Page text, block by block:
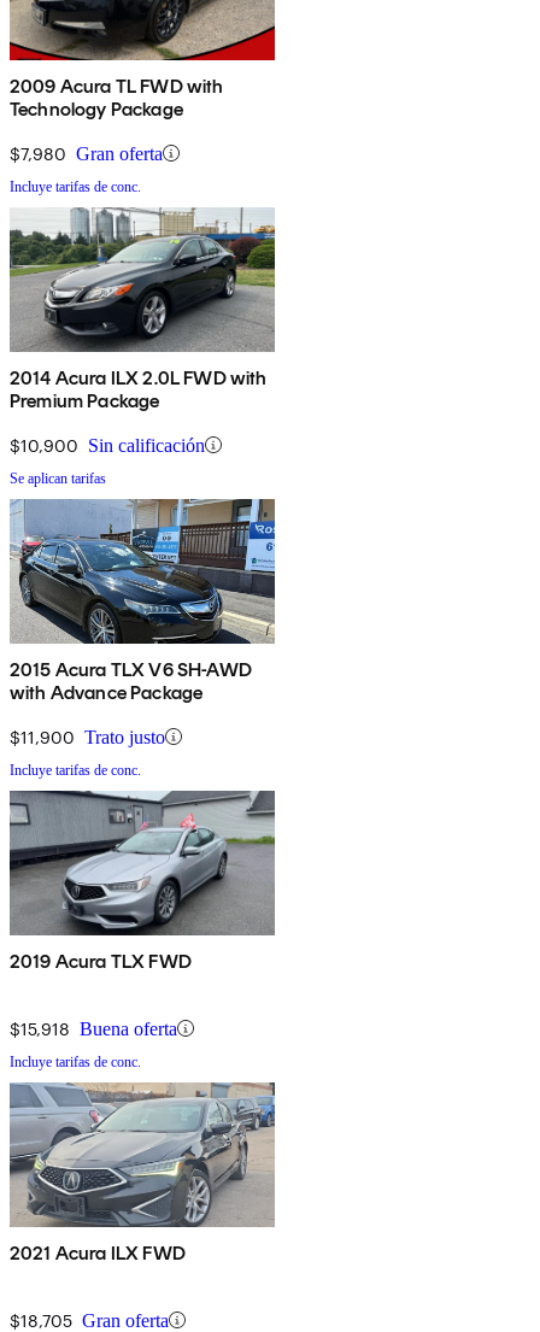
2009 Acura TL FWD with
Technology Package
$7,980 Gran oferta
Incluye tarifas de conc.
2014 Acura ILX 2.0L FWD with
Premium Package
$10,900 Sin calificación
Se aplican tarifas
2015 Acura TLX V6 SH-AWD
with Advance Package
$11,900 Trato justo
Incluye tarifas de conc.
2019 Acura TLX FWD
$15,918 Buena oferta
Incluye tarifas de conc.
2021 Acura ILX FWD
$18,705 Gran oferta